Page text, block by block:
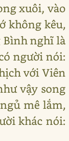
xuôi, vào
không kêu,
Bình nghĩ là
người nói:
với Viên
vậy song
mê lắm,
khác nói: